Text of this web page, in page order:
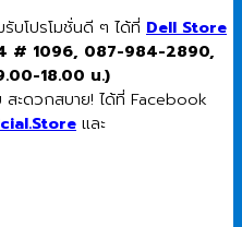
บโปรโมชั่นดี ๆ ได้ที่ Dell Store
# 1096, 087-984-2890,
18.00 น.)
สะดวกสบาย! ได้ที่ Facebook
และ